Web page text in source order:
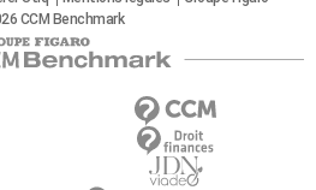
CCM Benchmark